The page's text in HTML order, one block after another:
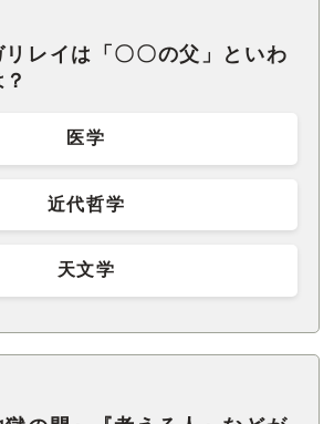
リレイは「〇〇の父」といわ
医学
近代哲学
天文学